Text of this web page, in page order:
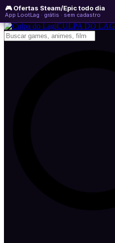
🎮 Ofertas Steam/Epic todo dia
App LootLag · grátis · sem cadastro
quinta-feira, 06 de agosto de 2026
Newsletter
CULPA DO LAG